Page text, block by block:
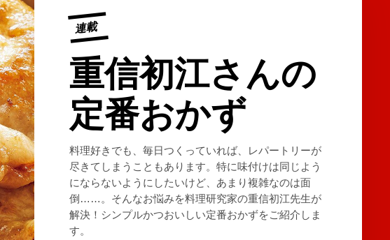
連載
重信初江さんの
定番おかず
料理好きでも、毎日つくっていれば、レパートリーが
尽きてしまうこともあります。特に味付けは同じよう
にならないようにしたいけど、あまり複雑なのは面
倒……。そんなお悩みを料理研究家の重信初江先生が
解決！シンプルかつおいしい定番おかずをご紹介しま
す。